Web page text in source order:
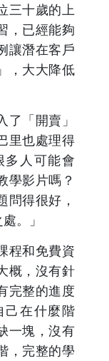
三十歲的上
，已經能夠
讓潛在客戶
，大大降低
「開賣」
里也處理得
多人可能會
學影片嗎？
問得很好，
。」
程和免費資
概，沒有針
完整的進度
己在什麼階
一塊，沒有
，完整的學